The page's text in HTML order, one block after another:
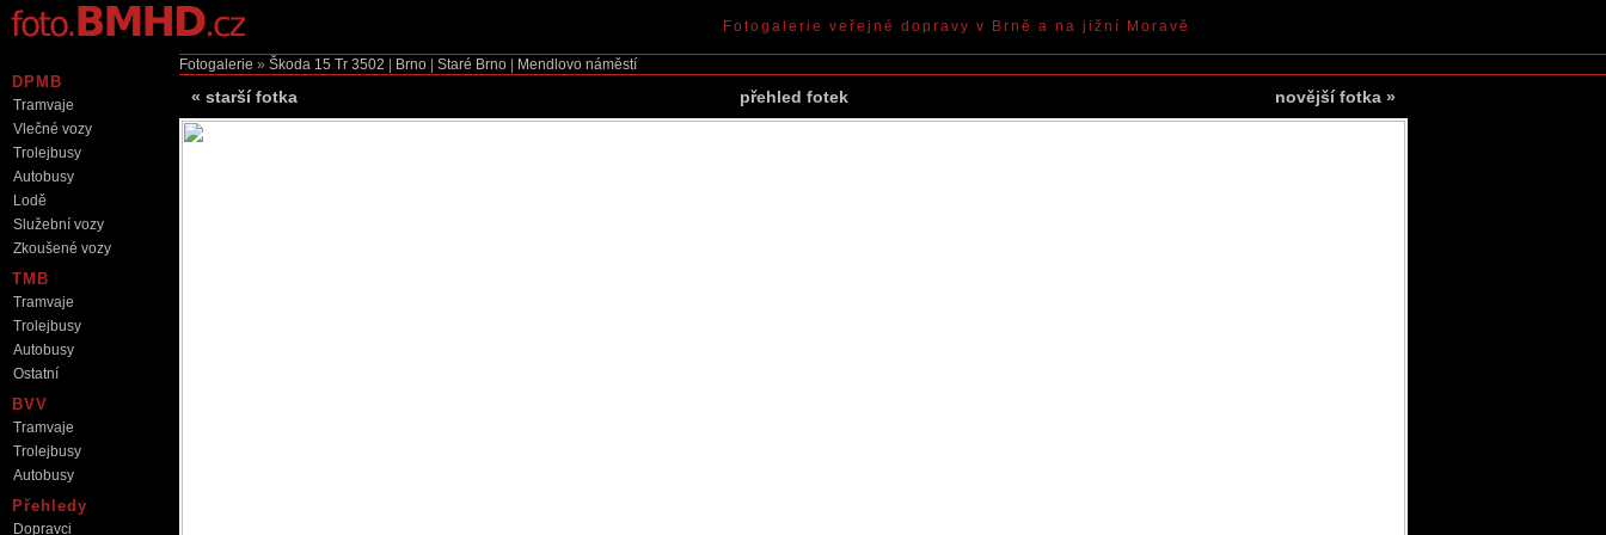
Fotogalerie » Škoda 15 Tr 3502 Brno Staré Brno Mendlovo náměstí
« starší fotka přehled fotek novější fotka »
DPMB
Tramvaje
Vlečné vozy
Trolejbusy
Autobusy
Lodě
Služební vozy
Zkoušené vozy
TMB
Tramvaje
Trolejbusy
Autobusy
Ostatní
BVV
Tramvaje
Trolejbusy
Autobusy
Přehledy
Dopravci
Fotogalerie veřejné dopravy v Brně a na jižní Moravě